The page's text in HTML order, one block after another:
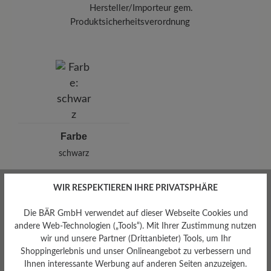
Hersteller/Importeur gem.
Produktsicherheitsverordnung
Musikantenweg 78, 60316 Frankfurt/Main, Deutschland
Farbe
schwarz
Bewertungen lesen
0 von 0 Bewertungen
WIR RESPEKTIEREN IHRE PRIVATSPHÄRE
Die BÄR GmbH verwendet auf dieser Webseite Cookies und
andere Web-Technologien („Tools“). Mit Ihrer Zustimmung nutzen
wir und unsere Partner (Drittanbieter) Tools, um Ihr
Shoppingerlebnis und unser Onlineangebot zu verbessern und
Ihnen interessante Werbung auf anderen Seiten anzuzeigen.